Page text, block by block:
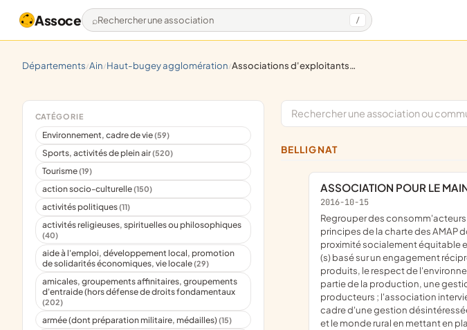
Assoce Rechercher une association /
départements/ ain/ haut-bugey agglomération/ associations d'exploitants agricoles, élevage, horticulture, aviculture, apiculture, viticulture, viniculture
CATÉGORIE
Environnement, cadre de vie(59)
Sports, activités de plein air(520)
Tourisme(19)
action socio-culturelle(150)
activités politiques(11)
activités religieuses, spirituelles ou philosophiques
(40)
aide à l'emploi, développement local, promotion
de solidarités économiques, vie locale(29)
amicales, groupements affinitaires, groupements
d'entraide (hors défense de droits fondamentaux
(202)
armée (dont préparation militaire, médailles)(15)
BELLIGNAT
ASSOCIATION POUR LE
2016-10-15
regrouper des consomm'acteurs conscients et désireux de s'impliquer dans l'économie solidaire ; respecter et faire respecter les
principes de la charte des AMAP
proximité socialement équitable
(s) basé sur un engagement
produits, le respect de
partie de la production, une
producteurs ; l'association
cadre d'une gestion
et le monde rural en mettant en